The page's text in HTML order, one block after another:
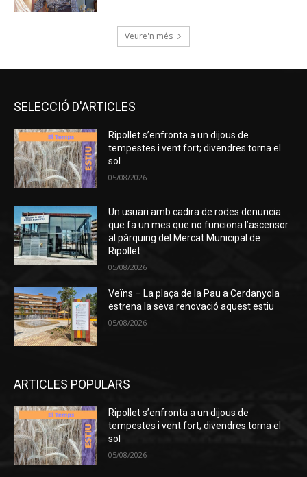
Veure'n més
SELECCIÓ D'ARTICLES
Ripollet s’enfronta a un dijous de
tempestes i vent fort; divendres torna el
sol
05/08/2026
Un usuari amb cadira de rodes denuncia
que fa un mes que no funciona l’ascensor
al pàrquing del Mercat Municipal de
Ripollet
05/08/2026
Veïns – La plaça de la Pau a Cerdanyola
estrena la seva renovació aquest estiu
05/08/2026
ARTICLES POPULARS
Ripollet s’enfronta a un dijous de
tempestes i vent fort; divendres torna el
sol
05/08/2026